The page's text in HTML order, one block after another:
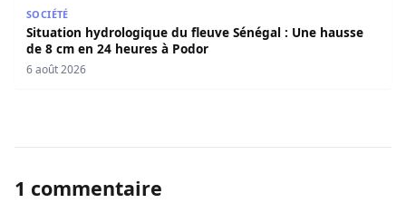
SOCIÉTÉ
Situation hydrologique du fleuve Sénégal : Une hausse
de 8 cm en 24 heures à Podor
6 août 2026
1 commentaire